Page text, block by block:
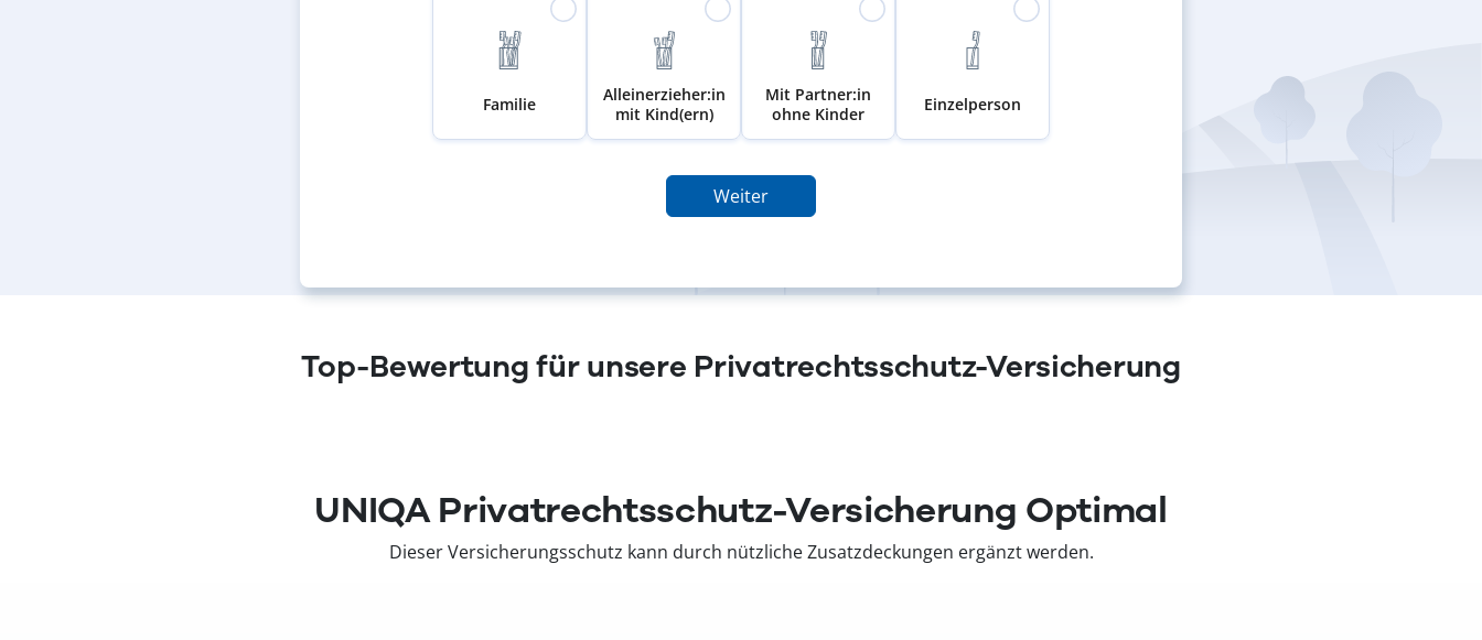
Familie
Alleinerzieher:in
mit Kind(ern)
Mit Partner:in
ohne Kinder
Einzelperson
Weiter
Top-Bewertung für unsere Privatrechtsschutz-Versicherung
UNIQA Privatrechtsschutz-Versicherung Optimal
Dieser Versicherungsschutz kann durch nützliche Zusatzdeckungen ergänzt werden.